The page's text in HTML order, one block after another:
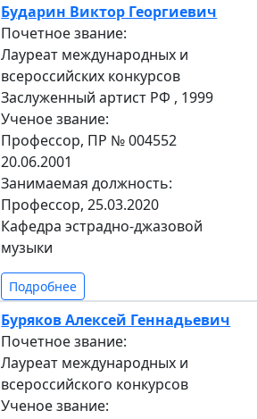
Бударин Виктор Георгиевич
Почетное звание:
Лауреат международных и
всероссийских конкурсов
Заслуженный артист РФ , 1999
Ученое звание:
Профессор, ПР № 004552
20.06.2001
Занимаемая должность:
Профессор, 25.03.2020
Кафедра эстрадно-джазовой
музыки
Подробнее
Буряков Алексей Геннадьевич
Почетное звание:
Лауреат международных и
всероссийского конкурсов
Ученое звание: